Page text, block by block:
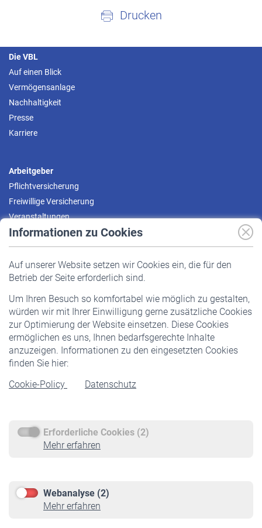
Informationen zu Cookies
Auf unserer Website setzen wir Cookies ein, die für den
Betrieb der Seite erforderlich sind.
Um Ihren Besuch so komfortabel wie möglich zu gestalten,
würden wir mit Ihrer Einwilligung gerne zusätzliche Cookies
zur Optimierung der Website einsetzen. Diese Cookies
ermöglichen es uns, Ihnen bedarfsgerechte Inhalte
anzuzeigen. Informationen zu den eingesetzten Cookies
finden Sie hier:
Cookie-Policy
Datenschutz
Erforderliche Cookies (2)
Mehr erfahren
Webanalyse (2)
Mehr erfahren
Drucken
Die VBL
Auf einen Blick
Vermögensanlage
Nachhaltigkeit
Presse
Karriere
Arbeitgeber
Pflichtversicherung
Freiwillige Versicherung
Veranstaltungen
Pflichtversicherung
Staatliche Förderung
Veranstaltungen
Rentner
Rentenbeginn
Rente beantragen
Service
Informationen
Online-Rechner
VBLnewsletter